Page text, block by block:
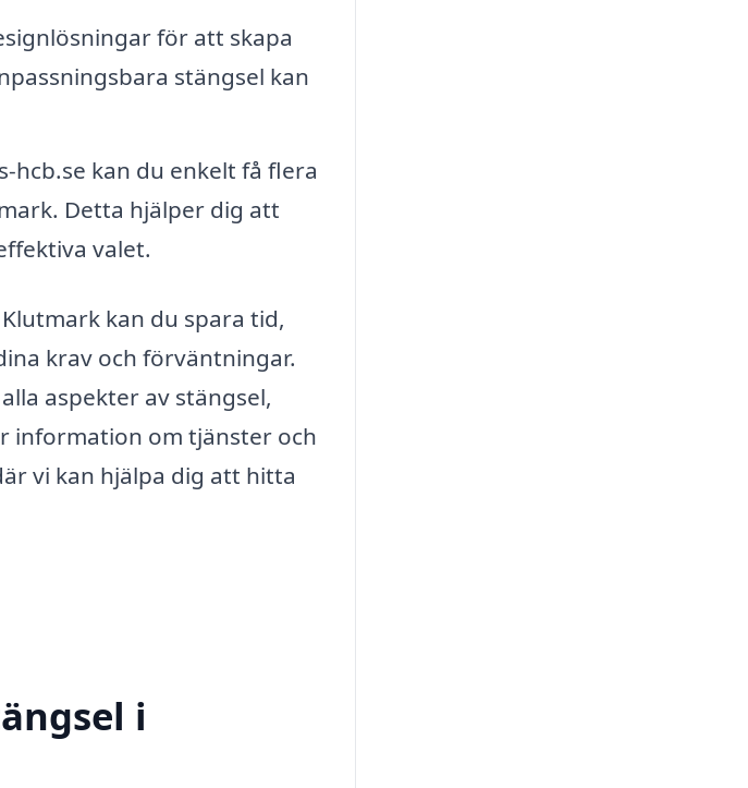
för att skapa
stängsel kan
hcb.se kan du enkelt få flera
Detta hjälper dig att
valet.
kan du spara tid,
krav och förväntningar.
aspekter av stängsel,
information om tjänster och
vi kan hjälpa dig att hitta
i